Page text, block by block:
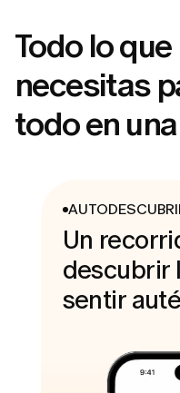
Todo lo que
necesitas
todo en
Un
descubrir
sentir